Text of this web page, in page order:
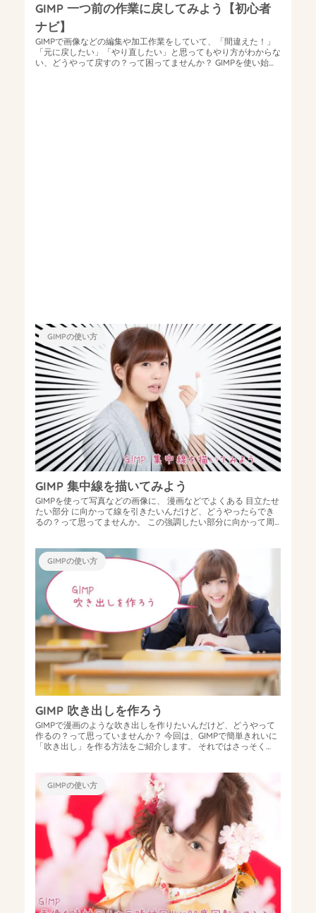
GIMP 一つ前の作業に戻してみよう【初心者
ナビ】
GIMPで画像などの編集や加工作業をしていて、「間違えた！」
「元に戻したい」「やり直したい」と思ってもやり方がわからな
い、どうやって戻すの？って困ってませんか？ GIMPを使い始め
GIMPの使い方
GIMP 集中線を描いてみよう
GIMPを使って写真などの画像に、 漫画などでよくある 目立たせ
たい部分 に向かって線を引きたいんだけど、どうやったらでき
るの？って思ってませんか。 この強調したい部分に向かって周
GIMPの使い方
GIMP 吹き出しを作ろう
GIMPで漫画のような吹き出しを作りたいんだけど、どうやって
作るの？って思っていませんか？ 今回は、GIMPで簡単きれいに
「吹き出し」を作る方法をご紹介します。 それではさっそく
GIMPの使い方